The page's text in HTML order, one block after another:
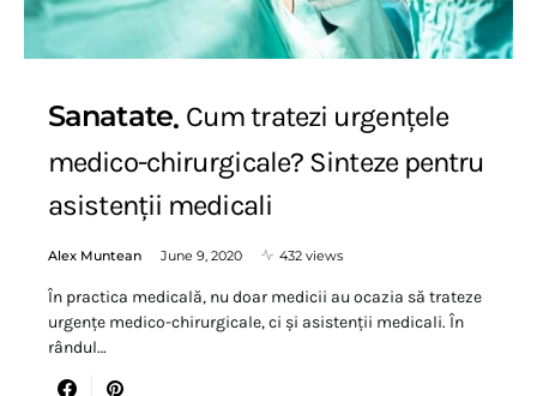
Sanatate Cum tratezi urgențele
medico-chirurgicale? Sinteze pentru
asistenții medicali
Alex Muntean June 9, 2020 432 views
În practica medicală, nu doar medicii au ocazia să trateze
urgențe medico-chirurgicale, ci și asistenții medicali. În
rândul…